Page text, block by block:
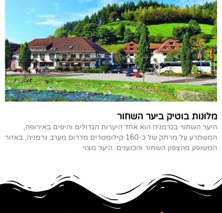
מלונות בוטיק ביער השחור
היער השחור בגרמניה הוא אחד היערות הגדולים והיפים באירופה,
המשתרע על מרחק של כ-160 קילומטרים מדרום מערב גרמניה, באזור
המשופע מהצפון השחור והכנענים. היער מצוי